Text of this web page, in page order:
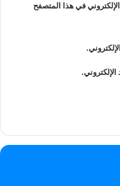
في هذا المتصفح